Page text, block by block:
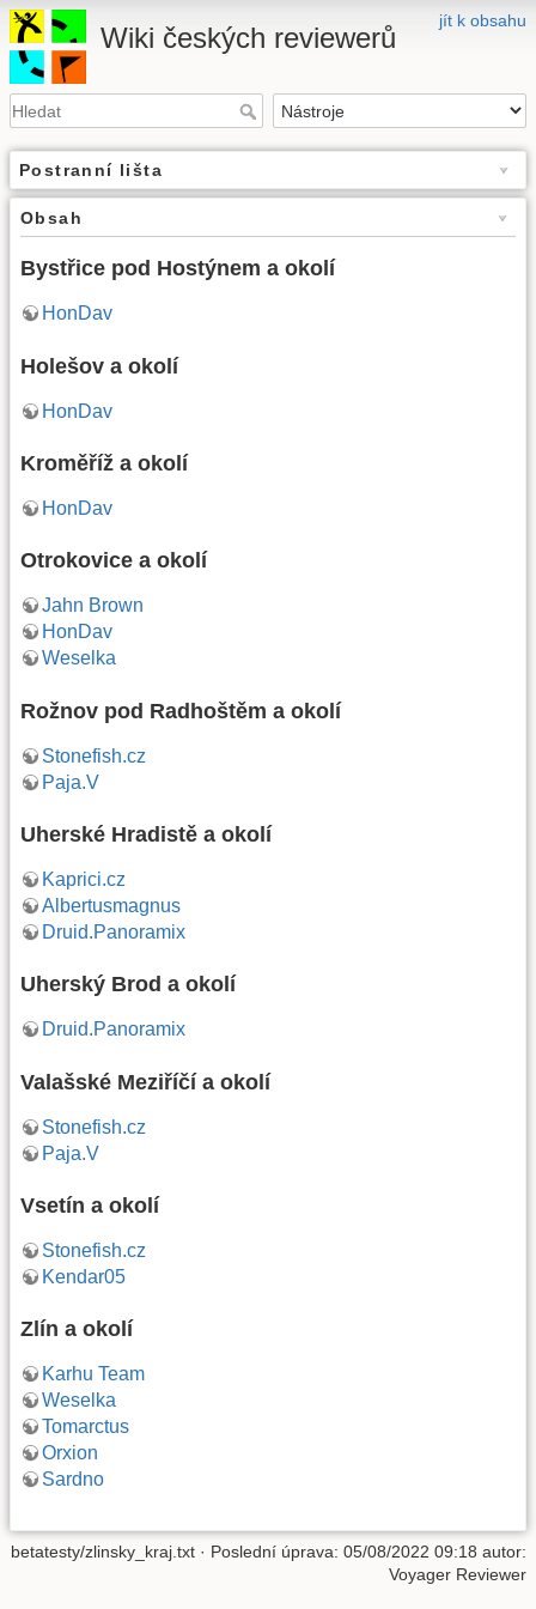
jít k obsahu
Wiki českých reviewerů
Postranní lišta
Obsah
Bystřice pod Hostýnem a okolí
HonDav
Holešov a okolí
HonDav
Kroměříž a okolí
HonDav
Otrokovice a okolí
Jahn Brown
HonDav
Weselka
Rožnov pod Radhoštěm a okolí
Stonefish.cz
Paja.V
Uherské Hradistě a okolí
Kaprici.cz
Albertusmagnus
Druid.Panoramix
Uherský Brod a okolí
Druid.Panoramix
Valašské Meziříčí a okolí
Stonefish.cz
Paja.V
Vsetín a okolí
Stonefish.cz
Kendar05
Zlín a okolí
Karhu Team
Weselka
Tomarctus
Orxion
Sardno
betatesty/zlinsky_kraj.txt · Poslední úprava: 05/08/2022 09:18 autor:
Voyager Reviewer